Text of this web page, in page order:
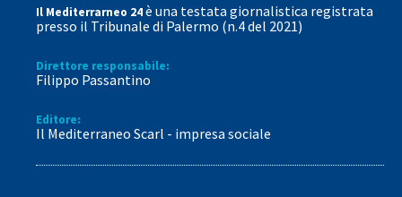
Il Mediterrarneo 24è una testata giornalistica registrata
presso il Tribunale di Palermo (n.4 del 2021)
Direttore responsabile:
Filippo Passantino
Editore:
Il Mediterraneo Scarl - impresa sociale